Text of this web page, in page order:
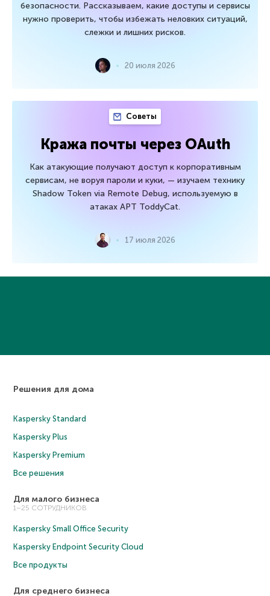
безопасности. Рассказываем, какие доступы и сервисы
нужно проверить, чтобы избежать неловких ситуаций,
слежки и лишних рисков.
20 июля 2026
Советы
Кража почты через OAuth
Как атакующие получают доступ к корпоративным
сервисам, не воруя пароли и куки, — изучаем технику
Shadow Token via Remote Debug, используемую в
атаках APT ToddyCat.
17 июля 2026
Решения для дома
Kaspersky Standard
Kaspersky Plus
Kaspersky Premium
Все решения
Для малого бизнеса
1–25 СОТРУДНИКОВ
Kaspersky Small Office Security
Kaspersky Endpoint Security Cloud
Все продукты
Для среднего бизнеса